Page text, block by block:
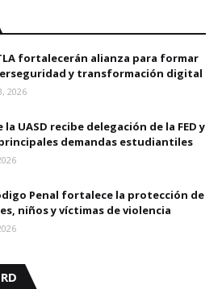
fortalecerán alianza para formar
y transformación digital
2026
la UASD recibe delegación de la FED y
demandas estudiantiles
Penal fortalece la protección de
niños y víctimas de violencia